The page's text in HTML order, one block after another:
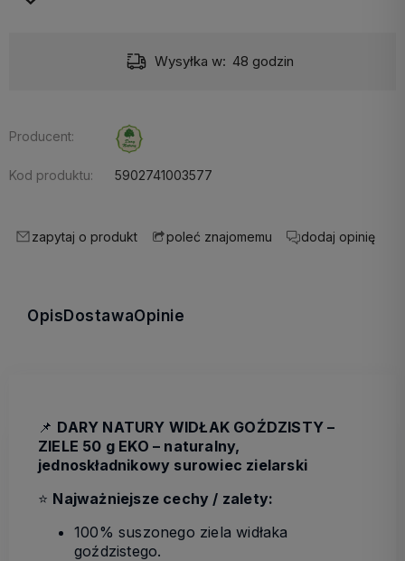
Dostawa: Darmowa
Producent:
Kod produktu: 5902741003577
zapytaj o produkt poleć znajomemu dodaj opinię
OpisDostawaOpinie
📌 DARY NATURY WIDŁAK GOŹDZISTY –
ZIELE 50 g EKO – naturalny,
jednoskładnikowy surowiec zielarski
⭐ Najważniejsze cechy / zalety:
100% suszonego ziela widłaka
goździstego.